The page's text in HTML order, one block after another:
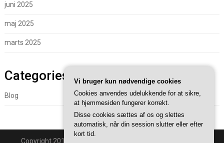
juni 2025
maj 2025
marts 2025
Categories
Blog
Copyright 2018 - Powered By
Vi bruger kun nødvendige cookies
Cookies anvendes udelukkende for at sikre,
at hjemmesiden fungerer korrekt.
Disse cookies sættes af os og slettes
automatisk, når din session slutter eller efter
kort tid.